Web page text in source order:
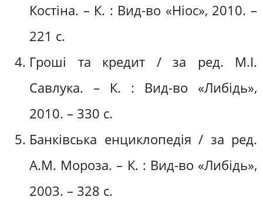
Костіна. – К. : Вид-во «Ніос», 2010. –
221 с.
Гроші та кредит / за ред. М.І.
Савлука. – К. : Вид-во «Либідь»,
2010. – 330 с.
Банківська енциклопедія / за ред.
А.М. Мороза. – К. : Вид-во «Либідь»,
2003. – 328 с.